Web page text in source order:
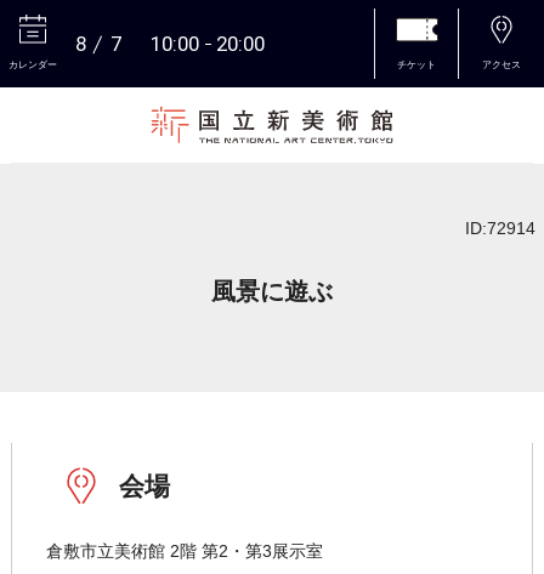
カレンダー
8 7 10:00 20:00
チケット アクセス
ID:72914
風景に遊ぶ
会場
倉敷市立美術館 2階 第2・第3展示室